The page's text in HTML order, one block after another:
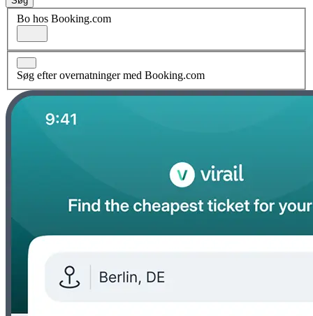
Bo hos Booking.com
Søg efter overnatninger med Booking.com